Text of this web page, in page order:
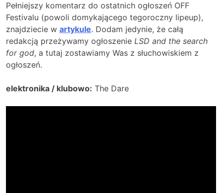
Pełniejszy komentarz do ostatnich ogłoszeń OFF
Festivalu (powoli domykającego tegoroczny lipeup),
znajdziecie w artykule. Dodam jedynie, że całą
redakcją przeżywamy ogłoszenie LSD and the search
for god, a tutaj zostawiamy Was z słuchowiskiem z
ogłoszeń.
elektronika / klubowo: The Dare